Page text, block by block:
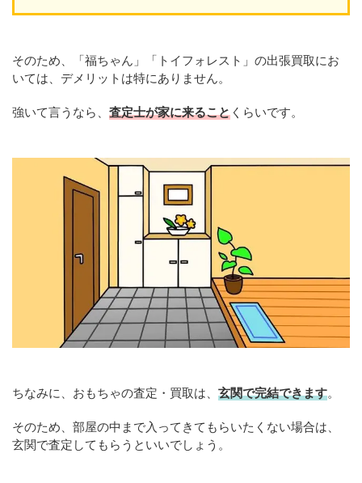
そのため、「福ちゃん」「トイフォレスト」の出張買取にお
いては、デメリットは特にありません。
強いて言うなら、 査定士が家に来ること くらいです。
ちなみに、おもちゃの査定・買取は、 玄関で完結できます。
そのため、部屋の中まで入ってきてもらいたくない場合は、
玄関で査定してもらうといいでしょう。